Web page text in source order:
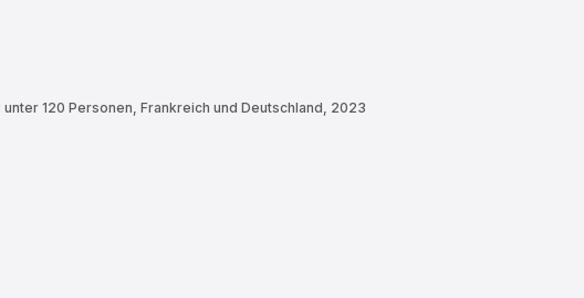
120 Personen, Frankreich und Deutschland, 2023